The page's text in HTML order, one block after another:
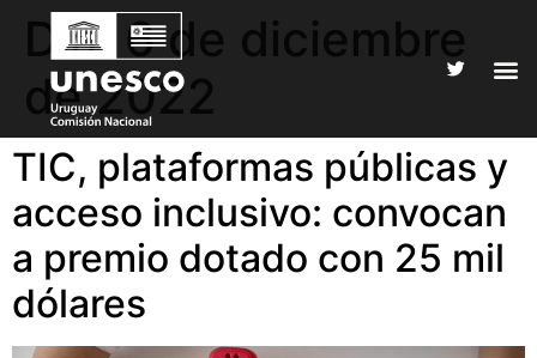
Día: 6 de diciembre
de 2022
TIC, plataformas públicas y
acceso inclusivo: convocan
a premio dotado con 25 mil
dólares